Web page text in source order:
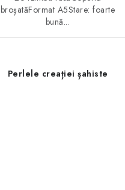
broșatăFormat A5Stare: foarte
bună...
Perlele creației șahiste